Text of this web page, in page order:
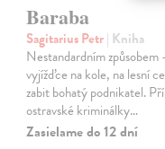
Baraba
Sagitarius Petr| Kniha
Nestandardním
vyjížďce na kole, na lesní
zabit bohatý podnikatel.
ostravské kriminálky…
Zasielame do 12 dní